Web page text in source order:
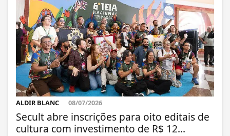
ALDIR BLANC 08/07/2026
Secult abre inscrições para oito editais de
cultura com investimento de R$ 12...